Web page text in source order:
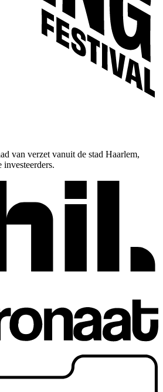
van verzet vanuit de stad Haarlem,